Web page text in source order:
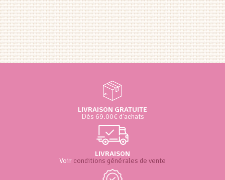
LIVRAISON GRATUITE
Dès 69.00€ d'achats
LIVRAISON
Voir conditions générales de vente